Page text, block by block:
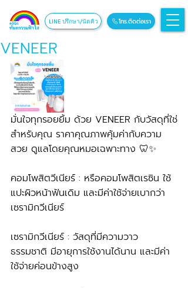
โทร.ติดต่อเรา
LINE ปรึกษา/นัดคิว
VENEER
มั่นใจทุกรอยยิ้ม ด้วย VENEER กับวัสดุที่ใช่
สำหรับคุณ ราคาคุณภาพคุ้มค่ากับความ
สวย ดูแลโดยคุณหมอเฉพาะทาง 🦷✨
คอมโพสิตวีเนียร์ : หรือคอมโพสิตเรซิน ใช้
แปะผิวหน้าฟันเดิม และมีค่าใช้จ่ายเบากว่า
เซรามิกวีเนียร์
เซรามิกวีเนียร์ : วัสดุที่มีความวาว
ธรรมชาติ มีอายุการใช้งานได้นาน และมีค่า
ใช้จ่ายค่อนข้างสูง